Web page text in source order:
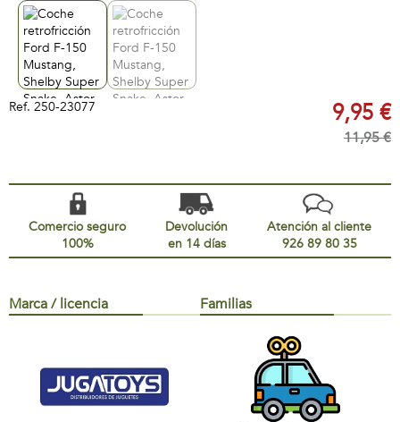
Ref. 250-23077 9,95 €
11,95 €
Comercio seguro
100%
Devolución
en 14 días
Atención al cliente
926 89 80 35
Marca / licencia Familias